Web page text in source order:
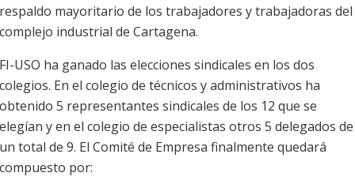
respaldo mayoritario de los trabajadores y trabajadoras del
complejo industrial de Cartagena.
FI-USO ha ganado las elecciones sindicales en los dos
colegios. En el colegio de técnicos y administrativos ha
obtenido 5 representantes sindicales de los 12 que se
elegían y en el colegio de especialistas otros 5 delegados de
un total de 9. El Comité de Empresa finalmente quedará
compuesto por: